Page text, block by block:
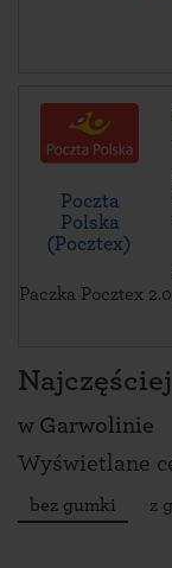
Poczta
Polska
(Pocztex)
Paczka Pocztex
w Garwolinie
Wyświetlane
bez gumki z